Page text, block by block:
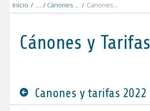
Inicio / Cánones y Tarifas / Canones y tarifas 2022
Cánones y Tarifas
Canones y tarifas 2022